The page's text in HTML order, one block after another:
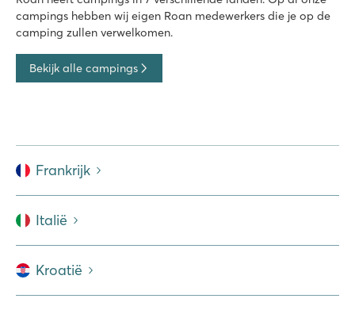
campings hebben wij eigen Roan medewerkers die je op de
camping zullen verwelkomen.
Bekijk alle campings
Frankrijk
Italië
Kroatië